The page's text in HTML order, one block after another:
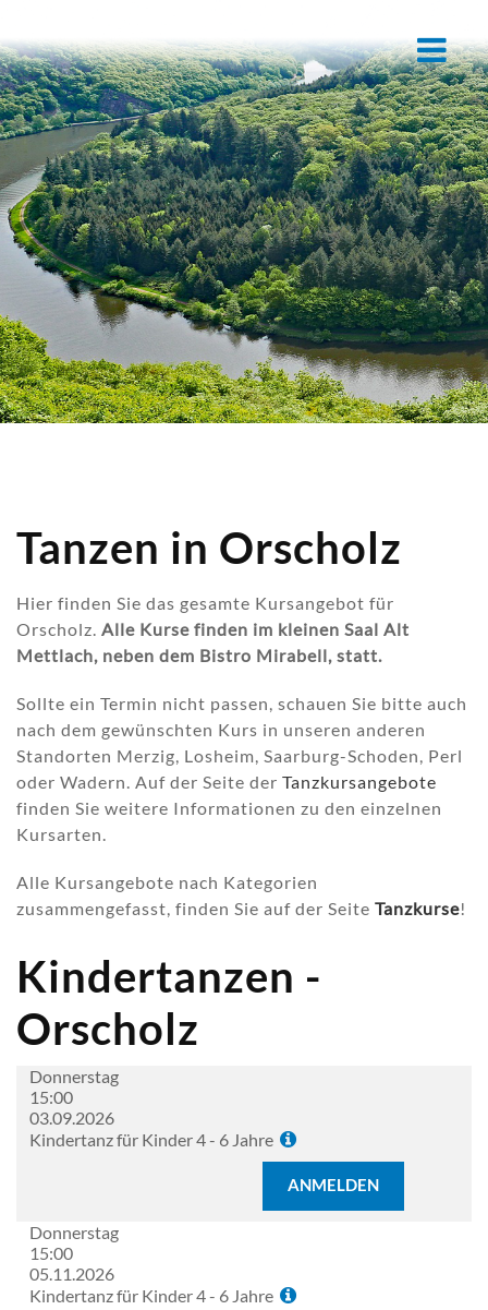
Tanzen in Orscholz
Hier finden Sie das gesamte Kursangebot für
Orscholz. Alle Kurse finden im kleinen Saal Alt
Mettlach, neben dem Bistro Mirabell, statt.
Sollte ein Termin nicht passen, schauen Sie bitte auch
nach dem gewünschten Kurs in unseren anderen
Standorten Merzig, Losheim, Saarburg-Schoden, Perl
oder Wadern. Auf der Seite der Tanzkursangebote
finden Sie weitere Informationen zu den einzelnen
Kursarten.
Alle Kursangebote nach Kategorien
zusammengefasst, finden Sie auf der Seite Tanzkurse!
Kindertanzen -
Orscholz
Donnerstag
15:00
03.09.2026
Kindertanz für Kinder 4 - 6 Jahre
ANMELDEN
Donnerstag
15:00
05.11.2026
Kindertanz für Kinder 4 - 6 Jahre